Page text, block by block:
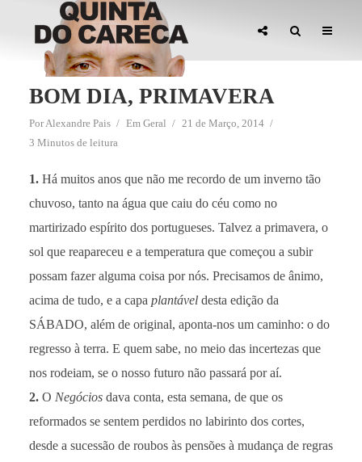
BOM DIA, PRIMAVERA
PorAlexandre Pais Em Geral
21 de Março, 2014
3 Minutos de leitura
1.Há muitos anos que não me recordo de um inverno tão
chuvoso, tanto na água que caiu do céu como no
martirizado espírito dos portugueses. Talvez a primavera, o
sol que reapareceu e a temperatura que começou a subir
possam fazer alguma coisa por nós. Precisamos de ânimo,
acima de tudo, e a capa plantáveldesta edição da
SÁBADO, além de original, aponta-nos um caminho: o do
regresso à terra. E quem sabe, no meio das incertezas que
nos rodeiam, se o nosso futuro não passará por aí.
2. O Negóciosdava conta, esta semana, de que os
reformados se sentem perdidos no labirinto dos cortes,
desde a sucessão de roubos às pensões à mudança de regras